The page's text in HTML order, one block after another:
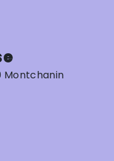
Montchanin